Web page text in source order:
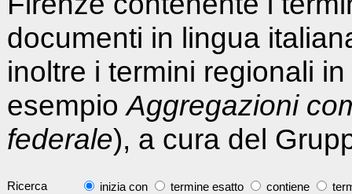
documenti in lingua
inoltre i termini regionali
esempioAggregazioni
federale), a cura del
Ricerca inizia con termine esatto contiene